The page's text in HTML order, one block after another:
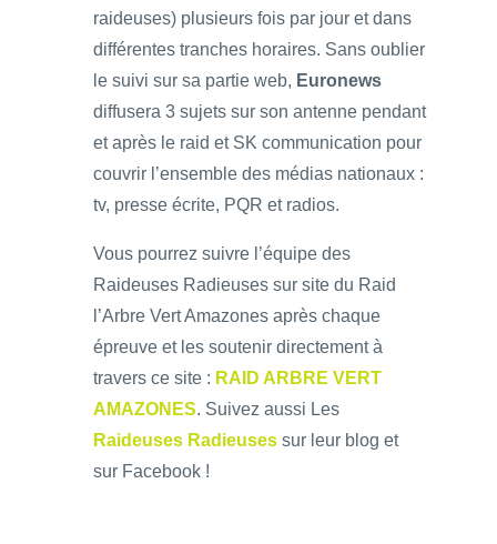
raideuses) plusieurs fois par jour et dans
différentes tranches horaires. Sans oublier
le suivi sur sa partie web, Euronews
diffusera 3 sujets sur son antenne pendant
et après le raid et SK communication pour
couvrir l’ensemble des médias nationaux :
tv, presse écrite, PQR et radios.
Vous pourrez suivre l’équipe des
Raideuses Radieuses sur site du Raid
l’Arbre Vert Amazones après chaque
épreuve et les soutenir directement à
travers ce site : RAID ARBRE VERT
AMAZONES. Suivez aussi Les
Raideuses Radieuses sur leur blog et
sur Facebook !